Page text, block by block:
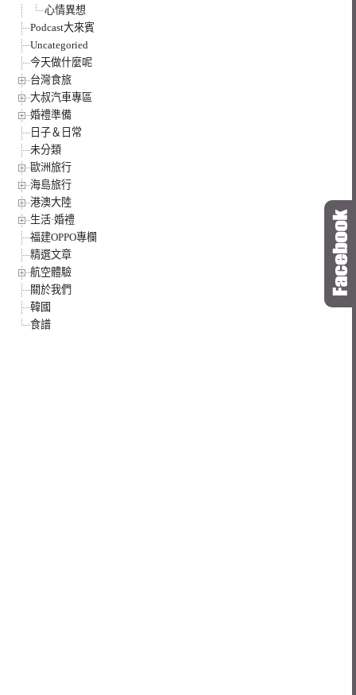
心情異想
Podcast大來賓
Uncategoried
今天做什麼呢
台灣食旅
大叔汽車專區
婚禮準備
日子＆日常
未分類
歐洲旅行
海島旅行
港澳大陸
生活·婚禮
福建OPPO專欄
精選文章
航空體驗
關於我們
韓國
食譜